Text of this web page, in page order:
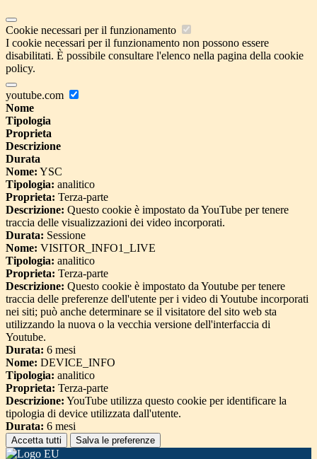
Cookie necessari per il funzionamento
I cookie necessari per il funzionamento non possono essere
disabilitati. È possibile consultare l'elenco nella pagina della cookie
policy.
youtube.com
Nome
Tipologia
Proprieta
Descrizione
Durata
Nome: YSC
Tipologia: analitico
Proprieta: Terza-parte
Descrizione: Questo cookie è impostato da YouTube per tenere
traccia delle visualizzazioni dei video incorporati.
Durata: Sessione
Nome: VISITOR_INFO1_LIVE
Tipologia: analitico
Proprieta: Terza-parte
Descrizione: Questo cookie è impostato da Youtube per tenere
traccia delle preferenze dell'utente per i video di Youtube incorporati
nei siti; può anche determinare se il visitatore del sito web sta
utilizzando la nuova o la vecchia versione dell'interfaccia di
Youtube.
Durata: 6 mesi
Nome: DEVICE_INFO
Tipologia: analitico
Proprieta: Terza-parte
Descrizione: YouTube utilizza questo cookie per identificare la
tipologia di device utilizzata dall'utente.
Durata: 6 mesi
Accetta tutti Salva le preferenze